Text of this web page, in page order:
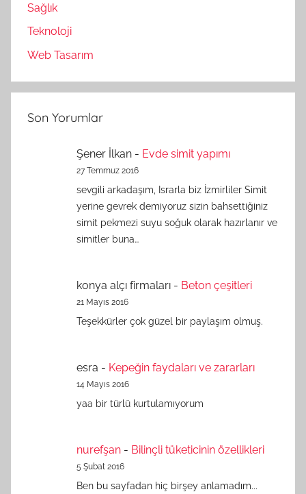
Sağlık
Teknoloji
Web Tasarım
Son Yorumlar
Şener İlkan - Evde simit yapımı
27 Temmuz 2016
sevgili arkadaşım, Israrla biz İzmirliler Simit
yerine gevrek demiyoruz sizin bahsettiğiniz
simit pekmezi suyu soğuk olarak hazırlanır ve
simitler buna…
konya alçı firmaları - Beton çeşitleri
21 Mayıs 2016
Teşekkürler çok güzel bir paylaşım olmuş.
esra - Kepeğin faydaları ve zararları
14 Mayıs 2016
yaa bir türlü kurtulamıyorum
nurefşan - Bilinçli tüketicinin özellikleri
5 Şubat 2016
Ben bu sayfadan hiç birşey anlamadım...